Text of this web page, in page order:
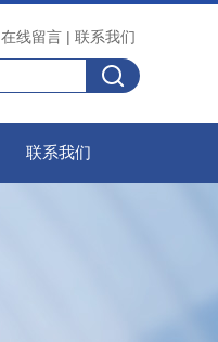
在线留言 | 联系我们
联系我们